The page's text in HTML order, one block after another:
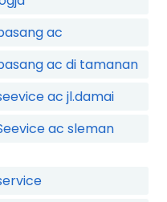
ac
ac di tamanan
ac jl.damai
ac sleman